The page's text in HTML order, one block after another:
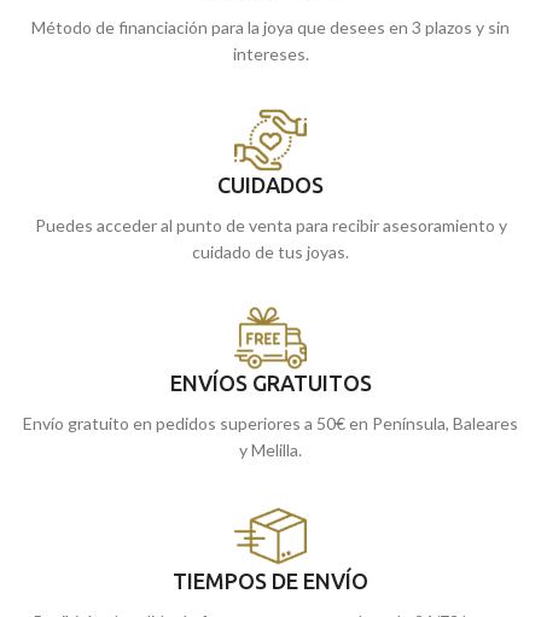
Método de financiación para la joya que desees en 3 plazos y sin
intereses.
CUIDADOS
Puedes acceder al punto de venta para recibir asesoramiento y
cuidado de tus joyas.
ENVÍOS GRATUITOS
Envío gratuito en pedidos superiores a 50€ en Península, Baleares
y Melilla.
TIEMPOS DE ENVÍO